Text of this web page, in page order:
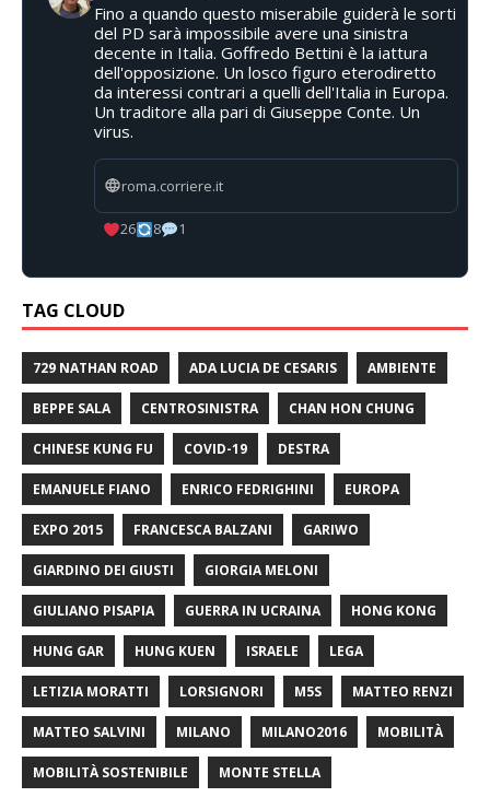
Fino a quando questo miserabile guiderà le sorti
del PD sarà impossibile avere una sinistra
decente in Italia. Goffredo Bettini è la iattura
dell'opposizione. Un losco figuro eterodiretto
da interessi contrari a quelli dell'Italia in Europa.
Un traditore alla pari di Giuseppe Conte. Un
virus.
roma.corriere.it
26 8 1
TAG CLOUD
729 NATHAN ROAD ADA LUCIA DE CESARIS AMBIENTE
BEPPE SALA CENTROSINISTRA CHAN HON CHUNG
CHINESE KUNG FU COVID-19 DESTRA
EMANUELE FIANO ENRICO FEDRIGHINI EUROPA
EXPO 2015 FRANCESCA BALZANI GARIWO
GIARDINO DEI GIUSTI GIORGIA MELONI
GIULIANO PISAPIA GUERRA IN UCRAINA HONG KONG
HUNG GAR HUNG KUEN ISRAELE LEGA
LETIZIA MORATTI LORSIGNORI M5S MATTEO RENZI
MATTEO SALVINI MILANO MILANO2016 MOBILITÀ
MOBILITÀ SOSTENIBILE MONTE STELLA